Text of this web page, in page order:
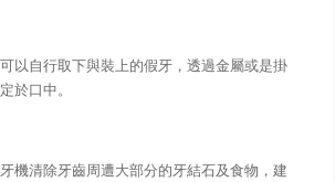
以自行取下與裝上的假牙，透過金屬或是掛
於口中。
機清除牙齒周遭大部分的牙結石及食物，建